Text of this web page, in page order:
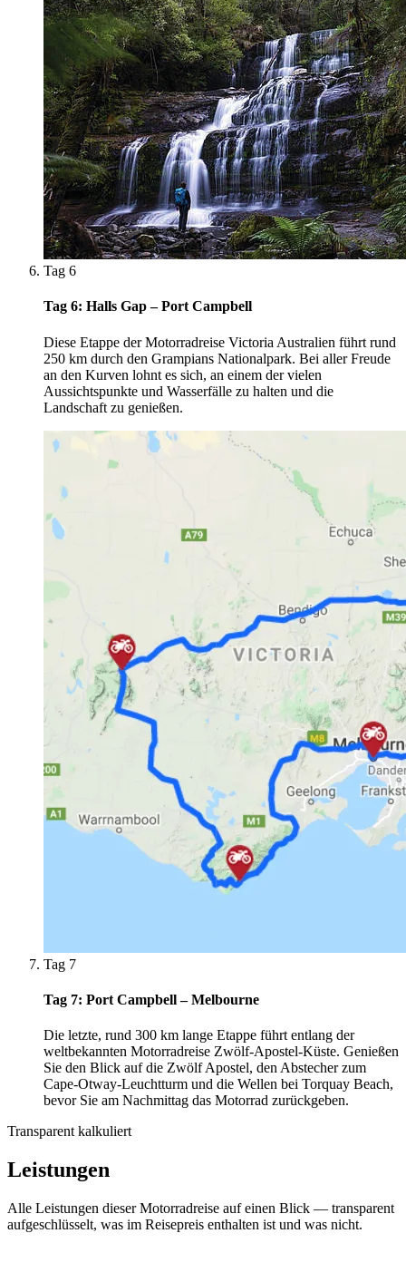
Tag 6
Tag 6: Halls Gap – Port Campbell
Diese Etappe der Motorradreise Victoria Australien führt rund
250 km durch den Grampians Nationalpark. Bei aller Freude
an den Kurven lohnt es sich, an einem der vielen
Aussichtspunkte und Wasserfälle zu halten und die
Landschaft zu genießen.
Tag 7
Tag 7: Port Campbell – Melbourne
Die letzte, rund 300 km lange Etappe führt entlang der
weltbekannten Motorradreise Zwölf-Apostel-Küste. Genießen
Sie den Blick auf die Zwölf Apostel, den Abstecher zum
Cape-Otway-Leuchtturm und die Wellen bei Torquay Beach,
bevor Sie am Nachmittag das Motorrad zurückgeben.
Transparent kalkuliert
Leistungen
Alle Leistungen dieser Motorradreise auf einen Blick — transparent
aufgeschlüsselt, was im Reisepreis enthalten ist und was nicht.